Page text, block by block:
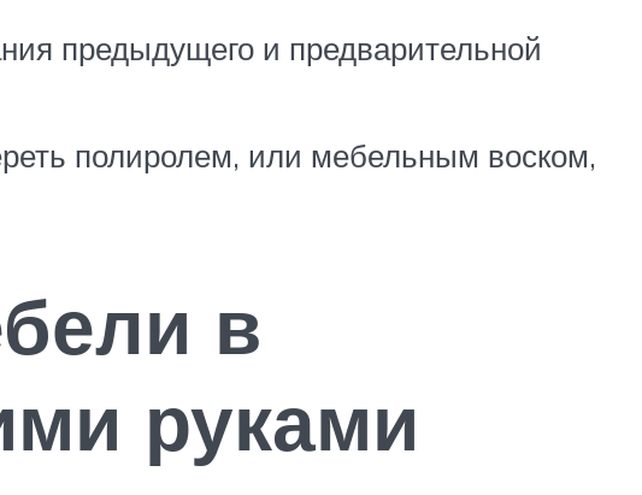
предыдущего и предварительной
полиролем, или мебельным воском,
в
руками